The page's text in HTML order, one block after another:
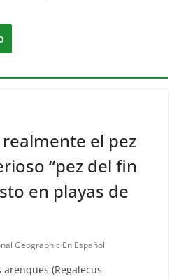
el pez
“pez del fin
en playas de
Geographic En Español
(Regalecus